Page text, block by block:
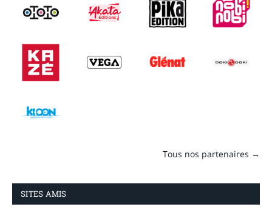
Tous nos partenaires →
SITES AMIS